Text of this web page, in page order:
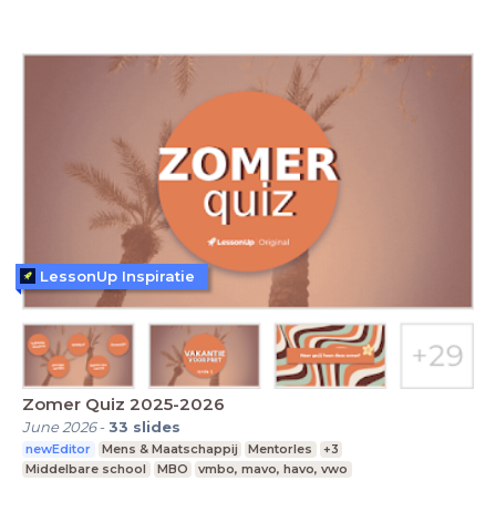
Zomer Quiz 2025-2026
June 2026-33 slides
newEditor Mens & Maatschappij Mentorles
+3
Middelbare school
MBO vmbo, mavo, havo, vwo
LessonUp Inspiratie